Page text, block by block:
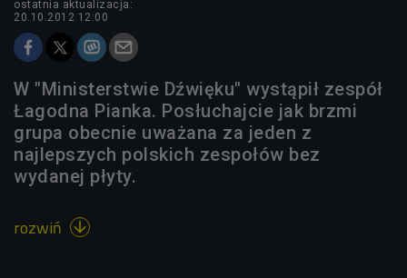
ostatnia aktualizacja:
20.10.2012 12:00
W "Ministerstwie Dźwięku" wystąpił zespół
Łagodna Pianka. Posłuchajcie jak brzmi
grupa obecnie uważana za jeden z
najlepszych polskich zespołów bez
wydanej płyty.
rozwiń 